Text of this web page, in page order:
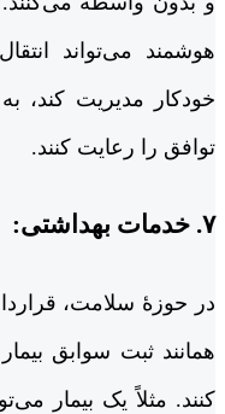
هوشمند می‌تواند
خودکار مدیریت
توافق را رعایت کنند.
۷. خدمات بهداشتی:
در حوزۀ سلامت،
همانند ثبت سوابق
کنند. مثلاً یک بیمار